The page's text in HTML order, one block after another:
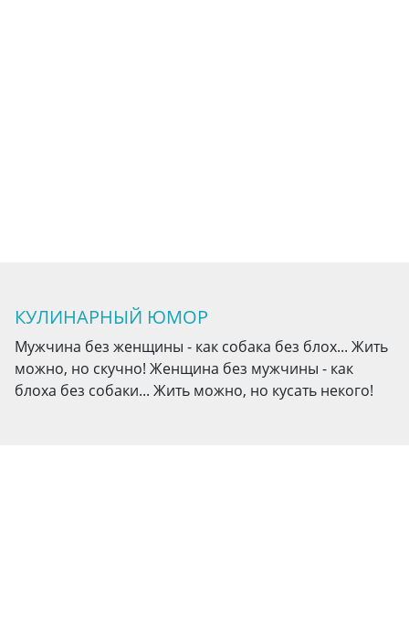
КУЛИНАРНЫЙ ЮМОР
Мужчина без женщины - как собака без блох... Жить
можно, но скучно! Женщина без мужчины - как
блоха без собаки... Жить можно, но кусать некого!